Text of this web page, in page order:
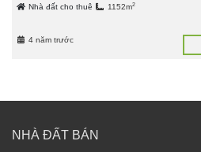
Nhà đất cho thuê 1152m2
4 năm trước
NHÀ ĐẤT BÁN